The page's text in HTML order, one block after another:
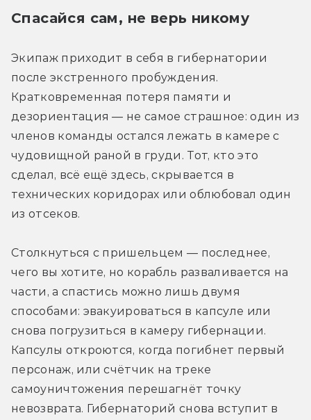
Спасайся сам, не верь никому
Экипаж приходит в себя в гибернатории
после экстренного пробуждения.
Кратковременная потеря памяти и
дезориентация — не самое страшное: один из
членов команды остался лежать в камере с
чудовищной раной в груди. Тот, кто это
сделал, всё ещё здесь, скрывается в
технических коридорах или облюбовал один
из отсеков.
Столкнуться с пришельцем — последнее,
чего вы хотите, но корабль разваливается на
части, а спастись можно лишь двумя
способами: эвакуироваться в капсуле или
снова погрузиться в камеру гибернации.
Капсулы откроются, когда погибнет первый
персонаж, или счётчик на треке
самоуничтожения перешагнёт точку
невозврата. Гибернаторий снова вступит в